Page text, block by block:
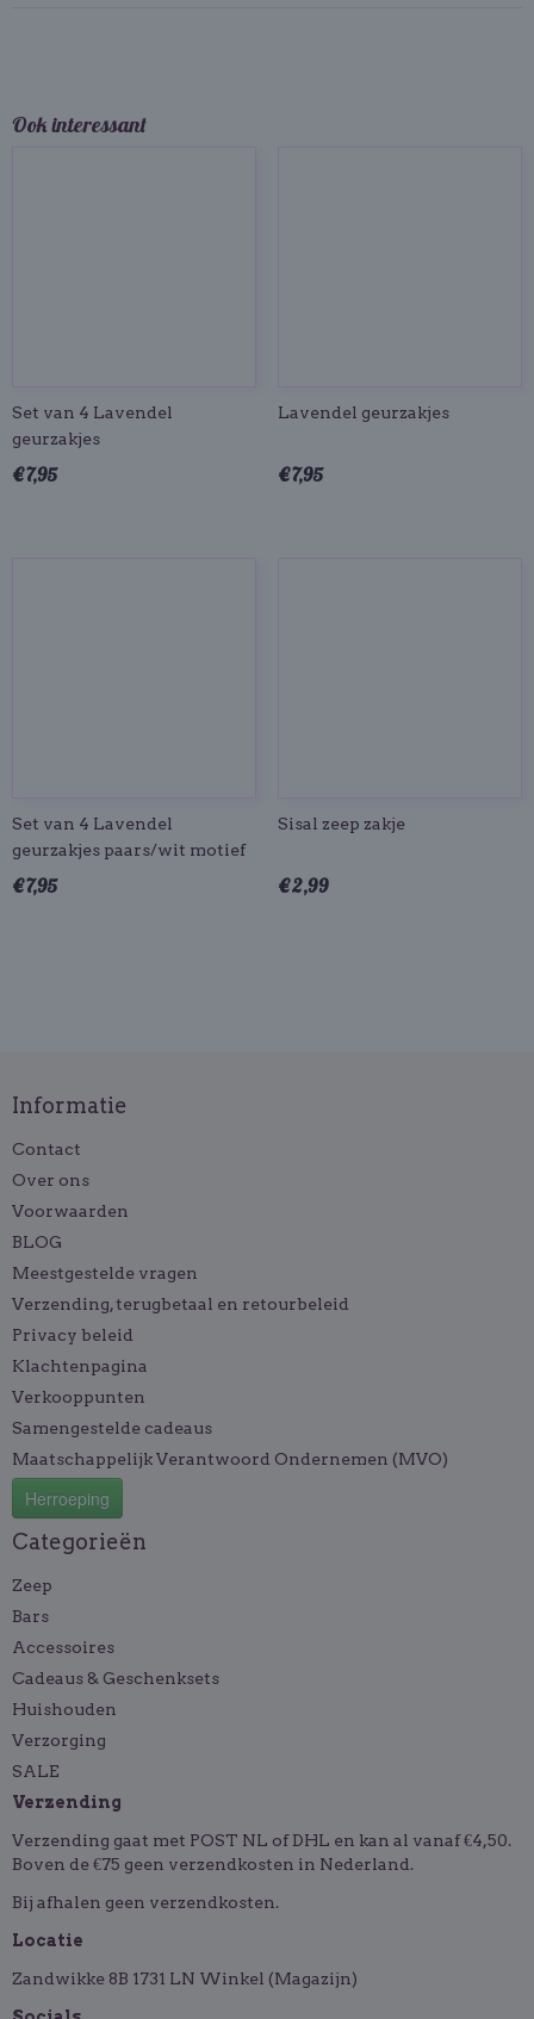
Ook interessant
Set van 4 Lavendel
geurzakjes
€ 7,95
Lavendel geurzakjes
€ 7,95
Set van 4 Lavendel
geurzakjes paars/wit motief
€ 7,95
Sisal zeep zakje
€ 2,99
Informatie
Contact
Over ons
Voorwaarden
BLOG
Meestgestelde vragen
Verzending, terugbetaal en retourbeleid
Privacy beleid
Klachtenpagina
Verkooppunten
Samengestelde cadeaus
Maatschappelijk Verantwoord Ondernemen (MVO)
Herroeping
Categorieën
Zeep
Bars
Accessoires
Cadeaus & Geschenksets
Huishouden
Verzorging
SALE
Verzending
Verzending gaat met POST NL of DHL en kan al vanaf €4,50.
Boven de €75 geen verzendkosten in Nederland.
Bij afhalen geen verzendkosten.
Locatie
Zandwikke 8B 1731 LN Winkel (Magazijn)